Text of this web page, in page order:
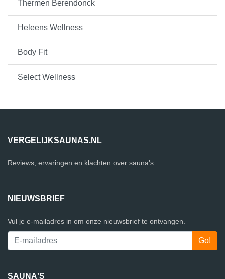
Thermen Berendonck
Heleens Wellness
Body Fit
Select Wellness
VERGELIJKSAUNAS.NL
Reviews, ervaringen en klachten over sauna's
NIEUWSBRIEF
Vul je e-mailadres in om onze nieuwsbrief te ontvangen.
SAUNA'S